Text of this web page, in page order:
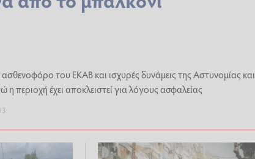
του ΕΚΑΒ και ισχυρές δυνάμεις της Αστυνομίας και
η περιοχή έχει αποκλειστεί για λόγους ασφαλείας